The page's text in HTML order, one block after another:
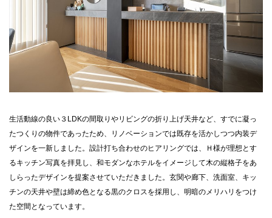
生活動線の良い３LDKの間取りやリビングの折り上げ天井など、すでに凝っ
たつくりの物件であったため、リノベーションでは既存を活かしつつ内装デ
ザインを一新しました。設計打ち合わせのヒアリングでは、Ｈ様が理想とす
るキッチン写真を拝見し、和モダンなホテルをイメージして木の縦格子をあ
しらったデザインを提案させていただきました。玄関や廊下、洗面室、キッ
チンの天井や壁は締め色となる黒のクロスを採用し、明暗のメリハリをつけ
た空間となっています。